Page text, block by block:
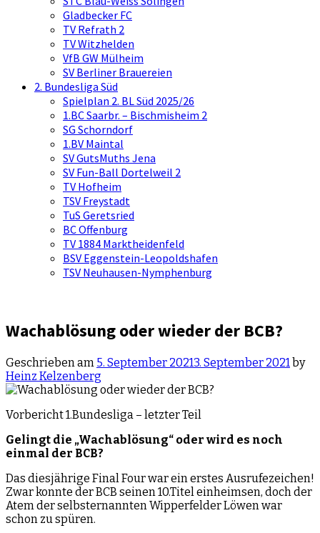
Gladbecker FC
TV Refrath 2
TV Witzhelden
VfB GW Mülheim
SV Berliner Brauereien
2. Bundesliga Süd
Spielplan 2. BL Süd 2025/26
1.BC Saarbr. – Bischmisheim 2
SG Schorndorf
1.BV Maintal
SV GutsMuths Jena
SV Fun-Ball Dortelweil 2
TV Hofheim
TSV Freystadt
TuS Geretsried
BC Offenburg
TV 1884 Marktheidenfeld
BSV Eggenstein-Leopoldshafen
TSV Neuhausen-Nymphenburg
Wachablösung oder wieder der BCB?
Geschrieben am 5. September 20213. September 2021 by
Heinz Kelzenberg
Vorbericht 1.Bundesliga – letzter Teil
Gelingt die „Wachablösung“ oder wird es noch
einmal der BCB?
Das diesjährige Final Four war ein erstes Ausrufezeichen!
Zwar konnte der BCB seinen 10.Titel einheimsen, doch der
Atem der selbsternannten Wipperfelder Löwen war
schon zu spüren.